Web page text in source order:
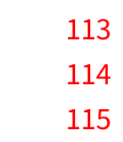
113
114
115